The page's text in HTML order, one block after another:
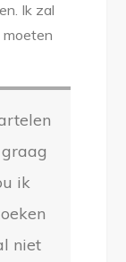
Ik zal
moeten
ik
niet